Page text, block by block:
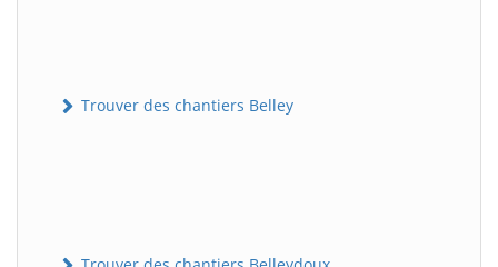
Trouver des chantiers Belley